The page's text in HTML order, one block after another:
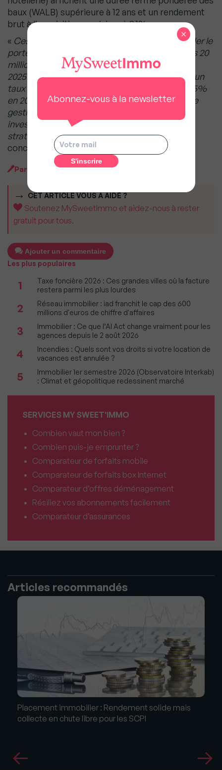
baux (WALB) supérieure à 12 ans et un rendement
brut à l’acquisition supérieur à 9,1%.
« Ces nouvelles acquisitions viendront consolider le
portefeuille de la SCPI, qui devrait dépasser les 20
millions d’euros d’ici la fin du premier trimestre
2025. Elles permettront également d’atteindre un
taux de distribution prévisionnel supérieur à 8,5%
en 2025 (non garanti). Ce succès repose sur une
gestion rigoureuse de la collecte et des
investissements, parfaitement alignée avec la
stratégie définie dès le lancement de Reason
conclut Mansour Khalifé.
Par MySweetImmo
CET ARTICLE VOUS A AIDÉ ?
Soutenez MySweetImmo et aidez-nous à rester
gratuit pour tous.
Ajouter un commentaire
Les plus populaires
1
Taxe foncière 2026 : Ces grandes villes où la facture
restera parmi les plus lourdes
2
Réseau immobilier : iad franchit le cap des 600
millions d'euros de chiffre d'affaires
3
Immobilier : Ce que l’AI Act change vraiment pour les
agences depuis le 2 août 2026
4
Incendies : Quels sont vos droits si votre location de
vacances est annulée ?
5
Immobilier 1er semestre 2026 (Observatoire Interkab)
: Climat et géopolitique redessinent marché
SERVICES MY SWEET'IMMO
Combien vaut mon bien ?
Combien puis-je emprunter ?
Comparateur de forfaits mobile
Comparateur de forfaits box Internet
Comparateur d’offres déménagement
Résiliez vos abonnements facilement
Comparateur d’assurances
Articles recommandés
Placement immobilier : Rendement solide mais
collecte en chute libre pour les SCPI
Abonnez-vous à la newsletter
×